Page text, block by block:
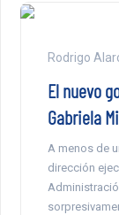
Rodrigo
El nuevo
Gabriela
A menos de
dirección